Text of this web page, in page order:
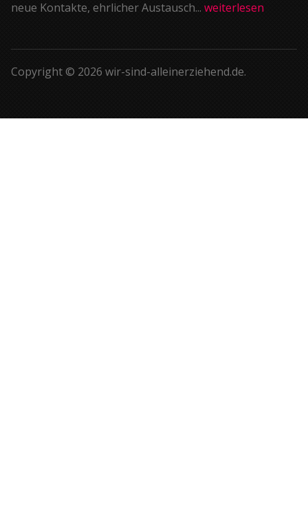
neue Kontakte, ehrlicher Austausch... weiterlesen
Copyright © 2026 wir-sind-alleinerziehend.de.